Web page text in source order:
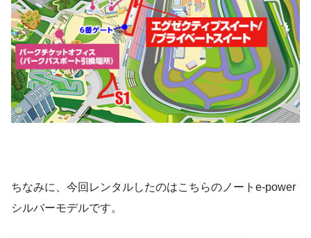
ちなみに、今回レンタルしたのはこちらのノートe-power
シルバーモデルです。